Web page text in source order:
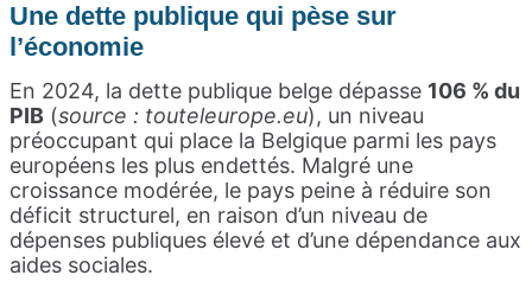
Une dette publique qui pèse sur
l’économie
En 2024, la dette publique belge dépasse 106 % du
PIB (source : touteleurope.eu), un niveau
préoccupant qui place la Belgique parmi les pays
européens les plus endettés. Malgré une
croissance modérée, le pays peine à réduire son
déficit structurel, en raison d’un niveau de
dépenses publiques élevé et d’une dépendance aux
aides sociales.